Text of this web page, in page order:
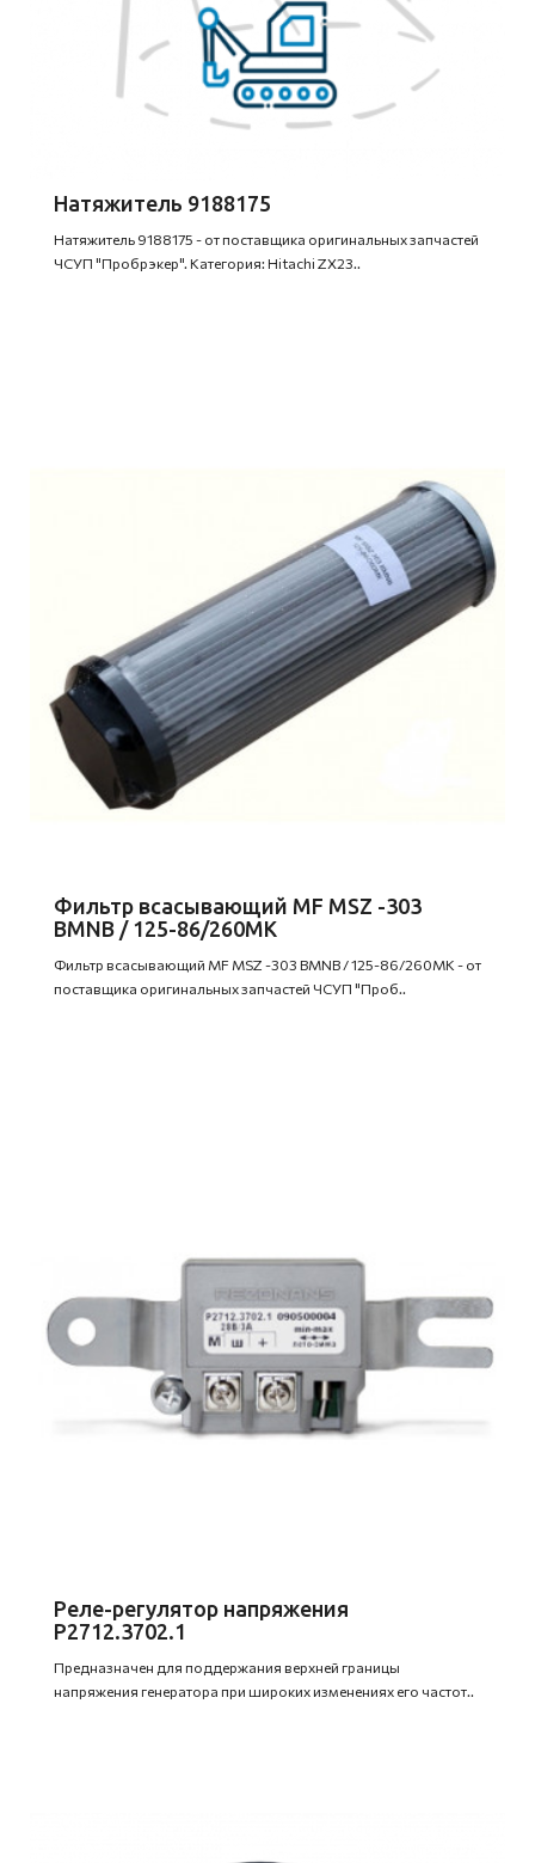
Натяжитель 9188175
Натяжитель 9188175 - от поставщика оригинальных запчастей
ЧСУП "Пробрэкер". Категория: Hitachi ZX23..
Фильтр всасывающий MF MSZ -303
BMNВ / 125-86/260МК
Фильтр всасывающий MF MSZ -303 BMNВ / 125-86/260МК - от
поставщика оригинальных запчастей ЧСУП "Проб..
Реле-регулятор напряжения
Р2712.3702.1
Предназначен для поддержания верхней границы
напряжения генератора при широких изменениях его частот..